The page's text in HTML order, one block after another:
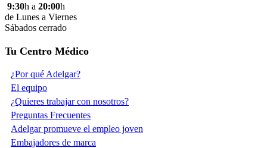
9:30h a 20:00h
de Lunes a Viernes
Sábados cerrado
Tu Centro Médico
¿Por qué Adelgar?
El equipo
¿Quieres trabajar con nosotros?
Preguntas Frecuentes
Adelgar promueve el empleo joven
Embajadores de marca